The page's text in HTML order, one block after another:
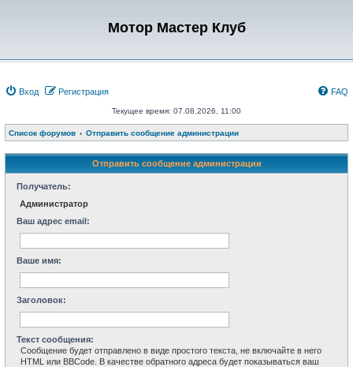
Мотор Мастер Клуб
Вход Регистрация FAQ
Текущее время: 07.08.2026, 11:00
Список форумов Отправить сообщение администрации
Отправить сообщение администрации
Получатель:
Администратор
Ваш адрес email:
Ваше имя:
Заголовок:
Текст сообщения:
Сообщение будет отправлено в виде простого текста, не включайте в него
HTML или BBCode. В качестве обратного адреса будет показываться ваш